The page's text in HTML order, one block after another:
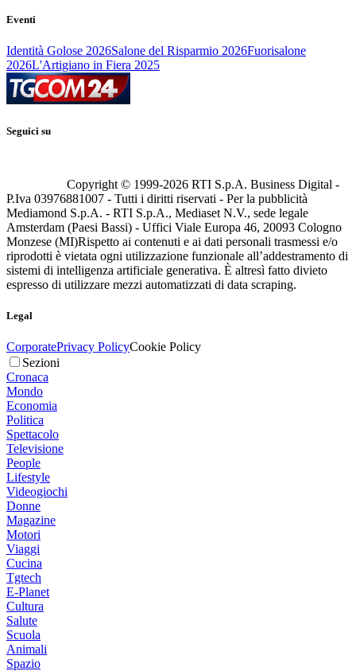
Eventi
Identità Golose 2026Salone del Risparmio 2026Fuorisalone
2026L'Artigiano in Fiera 2025
Seguici su
Copyright © 1999-2026 RTI S.p.A. Business Digital -
P.Iva 03976881007 - Tutti i diritti riservati - Per la pubblicità
Mediamond S.p.A. - RTI S.p.A., Mediaset N.V., sede legale
Amsterdam (Paesi Bassi) - Uffici Viale Europa 46, 20093 Cologno
Monzese (MI)Rispetto ai contenuti e ai dati personali trasmessi e/o
riprodotti è vietata ogni utilizzazione funzionale all’addestramento di
sistemi di intelligenza artificiale generativa. È altresì fatto divieto
espresso di utilizzare mezzi automatizzati di data scraping.
Legal
CorporatePrivacy PolicyCookie Policy
Sezioni
Cronaca
Mondo
Economia
Politica
Spettacolo
Televisione
People
Lifestyle
Videogiochi
Donne
Magazine
Motori
Viaggi
Cucina
Tgtech
E-Planet
Cultura
Salute
Scuola
Animali
Spazio